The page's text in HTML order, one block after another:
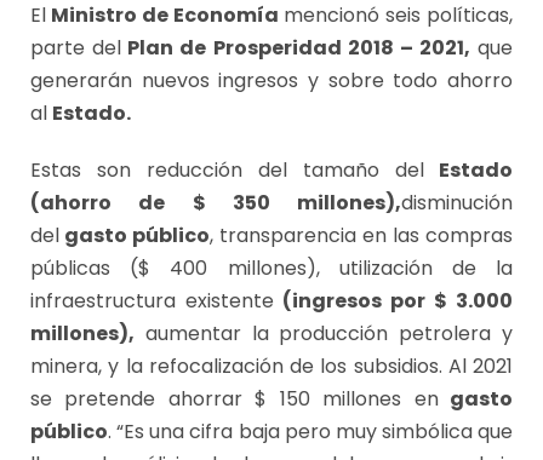
El Ministro de Economía mencionó seis políticas,
parte del Plan de Prosperidad 2018 – 2021, que
generarán nuevos ingresos y sobre todo ahorro
al Estado.
Estas son reducción del tamaño del Estado
(ahorro de $ 350 millones),disminución
del gasto público, transparencia en las compras
públicas ($ 400 millones), utilización de la
infraestructura existente (ingresos por $ 3.000
millones), aumentar la producción petrolera y
minera, y la refocalización de los subsidios. Al 2021
se pretende ahorrar $ 150 millones engasto
público. “Es una cifra baja pero muy simbólica que